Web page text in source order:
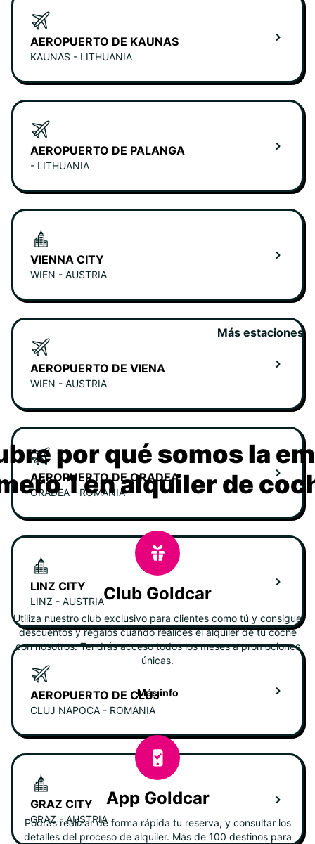
AEROPUERTO DE KAUNAS
KAUNAS - LITHUANIA
AEROPUERTO DE PALANGA
- LITHUANIA
VIENNA CITY
WIEN - AUSTRIA
AEROPUERTO DE VIENA
WIEN - AUSTRIA
AEROPUERTO DE ORADEA
ORADEA - ROMANIA
LINZ CITY
LINZ - AUSTRIA
AEROPUERTO DE CLUJ
CLUJ NAPOCA - ROMANIA
GRAZ CITY
GRAZ - AUSTRIA
Más estaciones
por qué somos la
1 en alquiler de
Club Goldcar
Utiliza nuestro club exclusivo para clientes como tú y consigue
descuentos y regalos cuando realices el alquiler de tu coche
con nosotros. Tendrás acceso todos los meses a promociones
únicas.
Más info
App Goldcar
Podrás realizar de forma rápida tu reserva, y consultar los
detalles del proceso de alquiler. Más de 100 destinos para